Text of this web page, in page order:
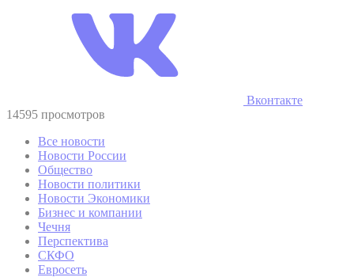
Вконтакте
14595 просмотров
Все новости
Новости России
Общество
Новости политики
Новости Экономики
Бизнес и компании
Чечня
Перспектива
СКФО
Евросеть